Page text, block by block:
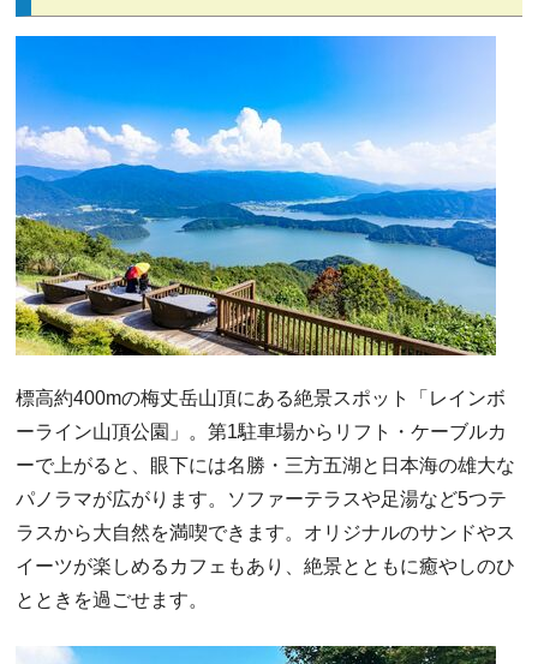
標高約400mの梅丈岳山頂にある絶景スポット「レインボ
ーライン山頂公園」。第1駐車場からリフト・ケーブルカ
ーで上がると、眼下には名勝・三方五湖と日本海の雄大な
パノラマが広がります。ソファーテラスや足湯など5つテ
ラスから大自然を満喫できます。オリジナルのサンドやス
イーツが楽しめるカフェもあり、絶景とともに癒やしのひ
とときを過ごせます。